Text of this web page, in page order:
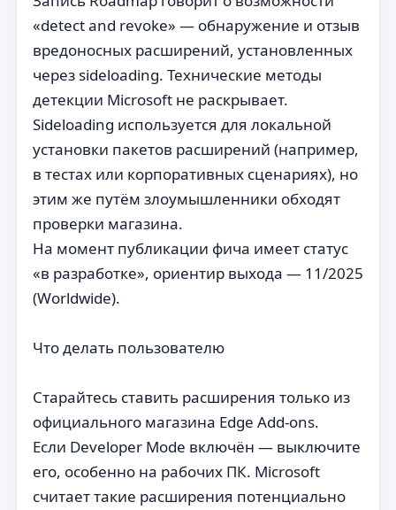
«detect and revoke» — обнаружение и отзыв
вредоносных расширений, установленных
через sideloading. Технические методы
детекции Microsoft не раскрывает.
Sideloading используется для локальной
установки пакетов расширений (например,
в тестах или корпоративных сценариях), но
этим же путём злоумышленники обходят
проверки магазина.
На момент публикации фича имеет статус
«в разработке», ориентир выхода — 11/2025
(Worldwide).
Что делать пользователю
Старайтесь ставить расширения только из
официального магазина Edge Add-ons.
Если Developer Mode включён — выключите
его, особенно на рабочих ПК. Microsoft
считает такие расширения потенциально